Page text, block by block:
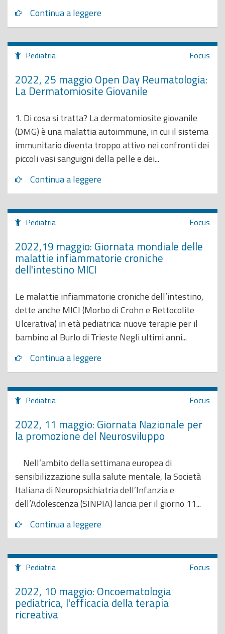
Continua a leggere
Pediatria Focus
2022, 25 maggio Open Day Reumatologia:
La Dermatomiosite Giovanile
1. Di cosa si tratta? La dermatomiosite giovanile
(DMG) è una malattia autoimmune, in cui il sistema
immunitario diventa troppo attivo nei confronti dei
piccoli vasi sanguigni della pelle e dei...
Continua a leggere
Pediatria Focus
2022,19 maggio: Giornata mondiale delle
malattie infiammatorie croniche
dell'intestino MICI
Le malattie infiammatorie croniche dell’intestino,
dette anche MICI (Morbo di Crohn e Rettocolite
Ulcerativa) in età pediatrica: nuove terapie per il
bambino al Burlo di Trieste Negli ultimi anni...
Continua a leggere
Pediatria Focus
2022, 11 maggio: Giornata Nazionale per
la promozione del Neurosviluppo
Nell’ambito della settimana europea di
sensibilizzazione sulla salute mentale, la Società
Italiana di Neuropsichiatria dell’Infanzia e
dell’Adolescenza (SINPIA) lancia per il giorno 11...
Continua a leggere
Pediatria Focus
2022, 10 maggio: Oncoematologia
pediatrica, l'efficacia della terapia
ricreativa